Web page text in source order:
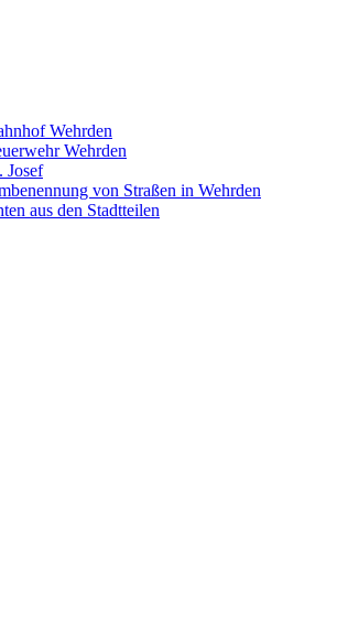
Wehrden
Wehrden
Josef
von Straßen in Wehrden
aus den Stadtteilen